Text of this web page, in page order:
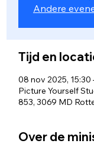
Andere
Tijd en
08 nov 2025, 15:30
Picture Yourself
853, 3069 MD
Over de